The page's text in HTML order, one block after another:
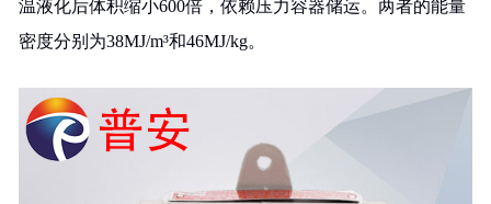
温液化后体积缩小600倍，依赖压力容器储运。两者的能量
密度分别为38MJ/m³和46MJ/kg。